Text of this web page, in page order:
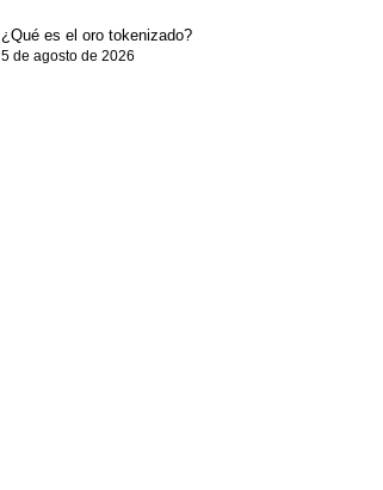
¿Qué es el oro tokenizado?
5 de agosto de 2026